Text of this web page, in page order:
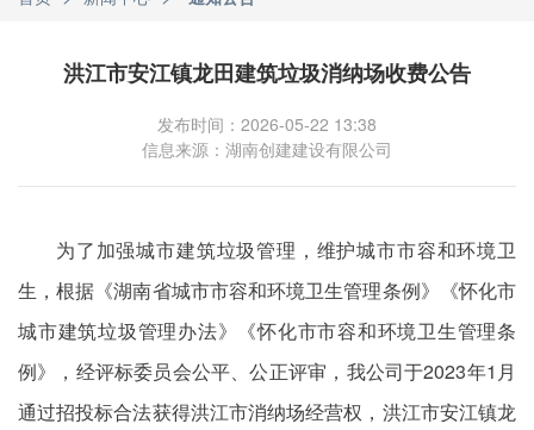
洪江市安江镇龙田建筑垃圾消纳场收费公告
发布时间：2026-05-22 13:38
信息来源：湖南创建建设有限公司
为了加强城市建筑垃圾管理，维护城市市容和环境卫
生，根据《湖南省城市市容和环境卫生管理条例》《怀化市
城市建筑垃圾管理办法》《怀化市市容和环境卫生管理条
例》，经评标委员会公平、公正评审，我公司于2023年1月
通过招投标合法获得洪江市消纳场经营权，洪江市安江镇龙